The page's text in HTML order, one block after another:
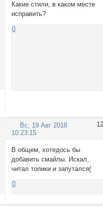
Какие стили, в каком месте
исправить?
0
12
Вс, 19 Авг 2018
10:23:15
В общем, хотедось бы
добавить смайлы. Искал,
читал топики и запутался(
0